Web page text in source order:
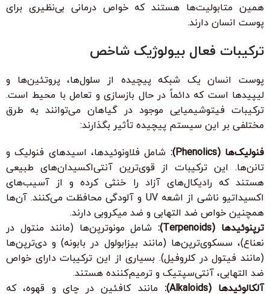
همین متابولیت‌ها هستند که خواص درمانی بی‌نظیری برای
پوست انسان دارند.
ترکیبات فعال بیولوژیک شاخص
پوست انسان یک شبکه پیچیده از سلول‌ها، پروتئین‌ها و
لیپیدها است که دائماً در حال بازسازی و تعامل با محیط است.
ترکیبات فیتوشیمیایی موجود در گیاهان می‌توانند به طرق
مختلفی بر این سیستم پیچیده تأثیر بگذارند:
فنولیک‌ها (Phenolics):
شامل فلاونوئیدها، اسیدهای فنولیک و
تانن‌ها. این ترکیبات از قوی‌ترین آنتی‌اکسیدان‌های طبیعی
هستند که رادیکال‌های آزاد را خنثی کرده و از آسیب‌های
اکسیداتیو ناشی از اشعه UV و آلودگی محافظت می‌کنند. آن‌ها
همچنین خواص ضد التهابی و ضد میکروبی دارند.
ترپنوئیدها (Terpenoids):
شامل مونوترپن‌ها (مانند منتول در
نعناع)، سسکوی‌ترپن‌ها (مانند بیزابولول در بابونه) و دی‌ترپن‌ها
(مانند فیتول در کلروفیل). بسیاری از این ترکیبات دارای خواص
ضد التهابی، آنتی‌سپتیک و ترمیم‌کننده هستند.
آلکالوئیدها (Alkaloids):
مانند کافئین در چای و قهوه، که